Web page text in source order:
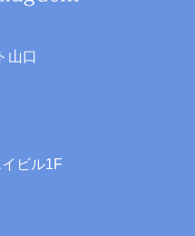
山口
ビル1F